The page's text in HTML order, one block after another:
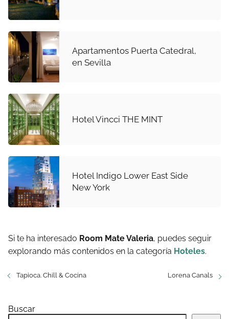
Apartamentos Puerta Catedral,
en Sevilla
Hotel Vincci THE MINT
Hotel Indigo Lower East Side
New York
Si te ha interesado Room Mate Valeria, puedes seguir
explorando más contenidos en la categoría Hoteles.
Tapioca. Chill & Cocina Lorena Canals
Buscar